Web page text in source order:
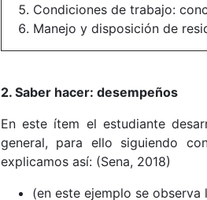
Condiciones de trabajo:
Manejo y disposición de
2. Saber hacer: desempeños
En este ítem el estudiante
general, para ello siguiendo
explicamos así: (Sena, 2018)
(en este ejemplo se